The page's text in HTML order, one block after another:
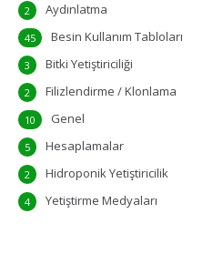
Aydınlatma
2
Besin Kullanım Tabloları
45
Bitki Yetiştiriciliği
3
Filizlendirme / Klonlama
2
Genel
10
Hesaplamalar
5
Hidroponik Yetiştiricilik
2
Yetiştirme Medyaları
4